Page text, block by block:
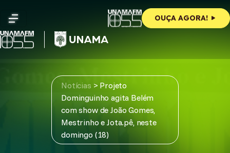
content
OUÇA AGORA!
Notícias > Projeto
Dominguinho agita Belém
com show de João Gomes,
Mestrinho e Jota.pê, neste
domingo (18)